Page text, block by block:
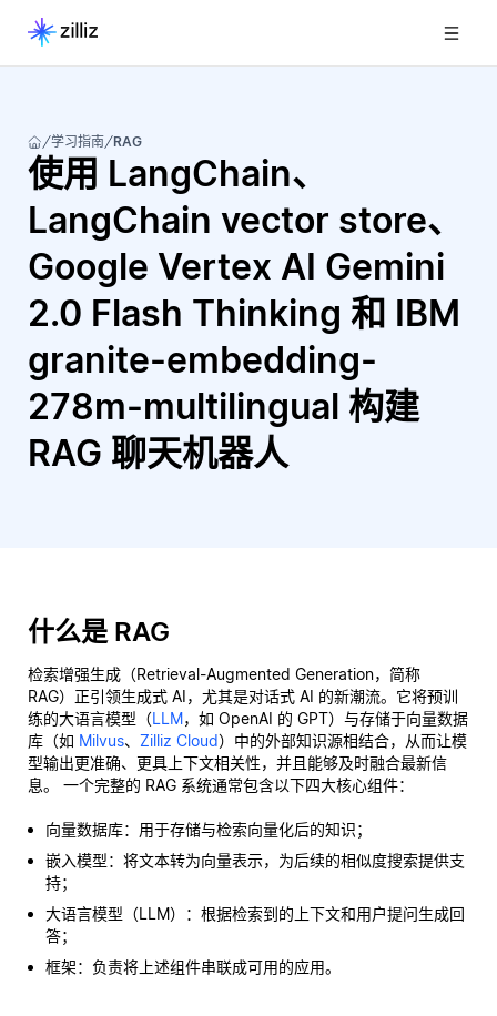
学习指南 RAG
使用 LangChain、
LangChain vector store、
Google Vertex AI Gemini
2.0 Flash Thinking 和 IBM
granite-embedding-
278m-multilingual 构建
RAG 聊天机器人
什么是 RAG
检索增强生成（Retrieval-Augmented Generation，简称
RAG）正引领生成式 AI，尤其是对话式 AI 的新潮流。它将预训
练的大语言模型（LLM，如 OpenAI 的 GPT）与存储于向量数据
库（如 Milvus、 Zilliz Cloud）中的外部知识源相结合，从而让模
型输出更准确、更具上下文相关性，并且能够及时融合最新信
息。 一个完整的 RAG 系统通常包含以下四大核心组件：
向量数据库：用于存储与检索向量化后的知识；
嵌入模型：将文本转为向量表示，为后续的相似度搜索提供支
持；
大语言模型（LLM）：根据检索到的上下文和用户提问生成回
答；
框架：负责将上述组件串联成可用的应用。